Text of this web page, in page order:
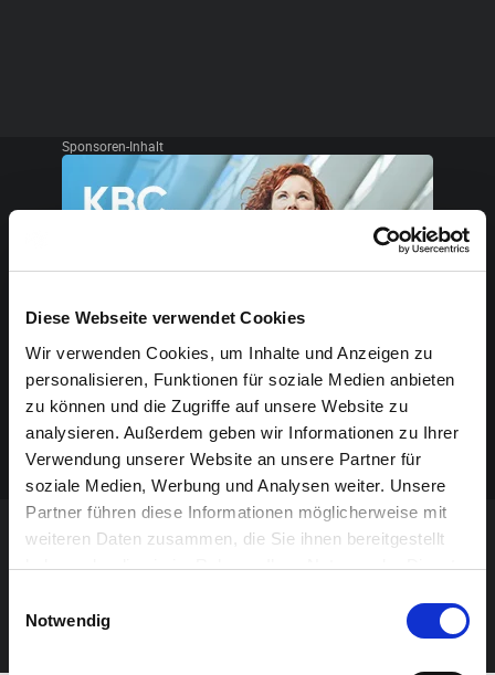
Diese Webseite verwendet Cookies
Wir verwenden Cookies, um Inhalte und Anzeigen zu
personalisieren, Funktionen für soziale Medien anbieten
zu können und die Zugriffe auf unsere Website zu
analysieren. Außerdem geben wir Informationen zu Ihrer
Verwendung unserer Website an unsere Partner für
soziale Medien, Werbung und Analysen weiter. Unsere
Partner führen diese Informationen möglicherweise mit
weiteren Daten zusammen, die Sie ihnen bereitgestellt
haben oder die sie im Rahmen Ihrer Nutzung der Dienste
Notwendig
Sponsoren-Inhalt
VERANSTALTUNG VERPASST?
JETZT UNSEREN NEWSLETTER ABONNIEREN